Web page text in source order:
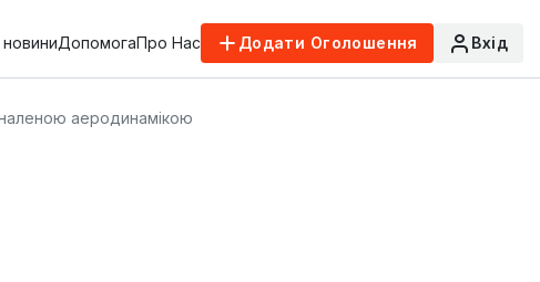
ДопомогаПро Нас Додати Оголошення Вхід
аеродинамікою